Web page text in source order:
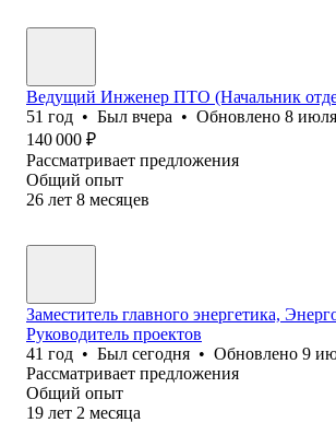
Ведущий Инженер ПТО (Начальник
51 год • Был вчера • Обновлено 8 июля
140 000 ₽
Рассматривает предложения
Общий опыт
26 лет 8 месяцев
Заместитель главного энергетика,
Руководитель проектов
41 год • Был сегодня • Обновлено 9
Рассматривает предложения
Общий опыт
19 лет 2 месяца